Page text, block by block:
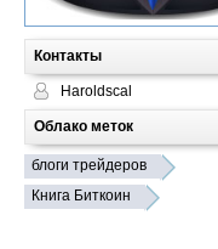
Контакты
Haroldscal
Облако меток
блоги трейдеров
Книга Биткоин